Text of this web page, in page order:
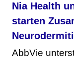
Nia Health
starten
AbbVie